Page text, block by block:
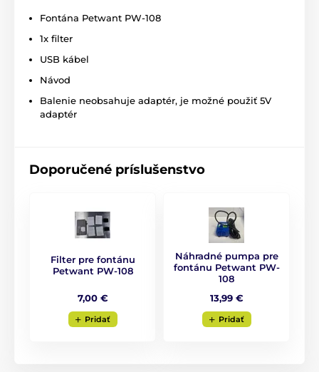
Fontána Petwant PW-108
1x filter
USB kábel
Návod
Balenie neobsahuje adaptér, je možné použiť 5V
adaptér
Doporučené príslušenstvo
Filter pre fontánu
Petwant PW-108
7,00 €
Pridať
Náhradné pumpa pre
fontánu Petwant PW-
108
13,99 €
Pridať